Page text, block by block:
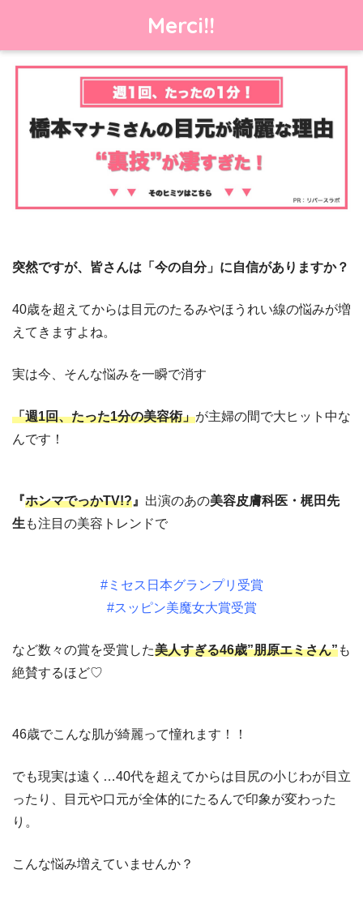
Merci!!
突然ですが、皆さんは「今の自分」に自信がありますか？
40歳を超えてからは目元のたるみやほうれい線の悩みが増
えてきますよね。
実は今、そんな悩みを一瞬で消す
「週1回、たった1分の美容術」が主婦の間で大ヒット中な
んです！
『ホンマでっかTV!? 』 出演のあの美容皮膚科医・梶田先
生 も注目の美容トレンドで
#ミセス日本グランプリ受賞
#スッピン美魔女大賞受賞
など数々の賞を受賞した美人すぎる46歳”朋原エミさん”も
絶賛するほど♡
46歳でこんな肌が綺麗って憧れます！！
でも現実は遠く…40代を超えてからは目尻の小じわが目立
ったり、目元や口元が全体的にたるんで印象が変わった
り。
こんな悩み増えていませんか？